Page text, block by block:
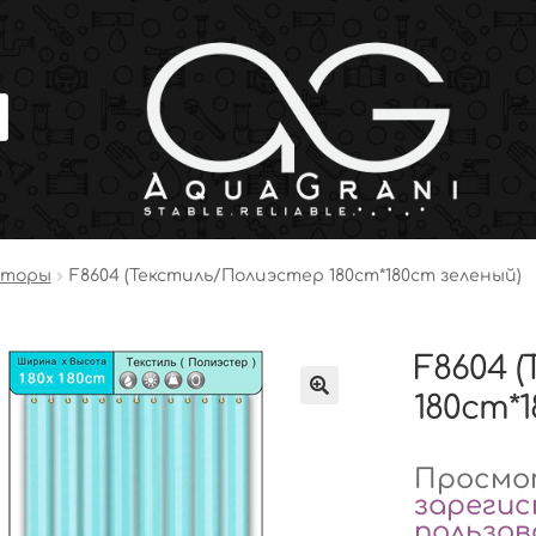
F8604 (Текстиль/Полиэстер 180cm*180cm зеленый)
F8604